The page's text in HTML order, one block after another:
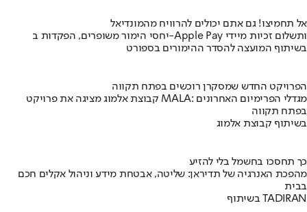
אל תחמיצו! גם אתם יכולים להרוויח מהמונדיאל
יחסי הימור משופרים, הפקדות ב-Apple Pay ותשלום זכיות מיידי
בשיתוף המועצה להסדר ההימורים בספורט
הפרויקט החדש שמסקרן רוכשים בפתח תקווה
קבוצת אלמוג מציגה את פרויקט MALA: מגדלי הפרימיום האחרונים
בפתח תקווה
בשיתוף קבוצת אלמוג
כך תחסכו בחשמל בלי להזיע
מהפכת האנרגיה של תדיראן: שליטה, אבטחת מידע וניהול אקלים חכם
בבית
בשיתוף TADIRAN